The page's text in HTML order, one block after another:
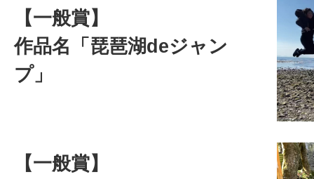
【一般賞】
作品名「琵琶湖deジャン
プ」
【一般賞】